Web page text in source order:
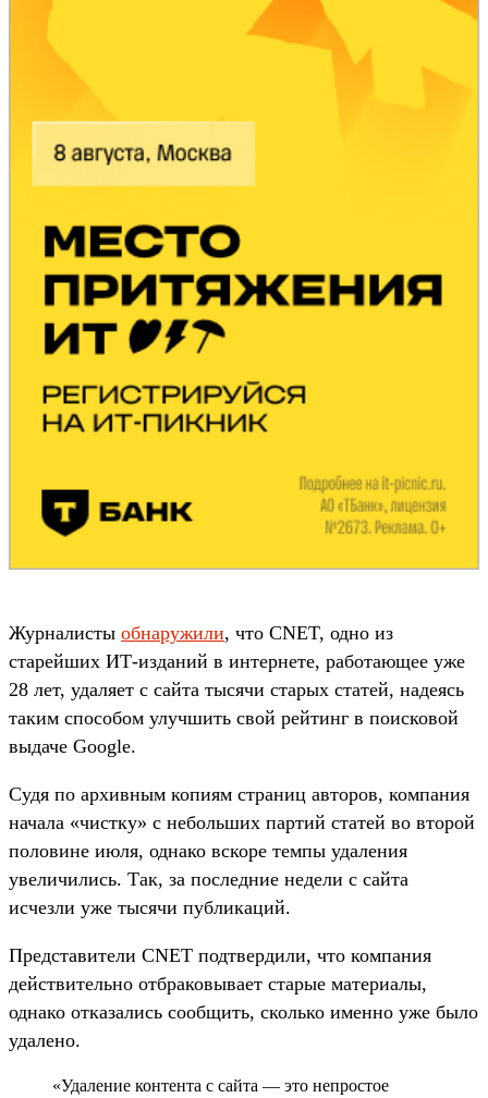
Журналисты обнаружили, что CNET, одно из
старейших ИТ-изданий в интернете, работающее уже
28 лет, удаляет с сайта тысячи старых статей, надеясь
таким способом улучшить свой рейтинг в поисковой
выдаче Google.
Судя по архивным копиям страниц авторов, компания
начала «чистку» с небольших партий статей во второй
половине июля, однако вскоре темпы удаления
увеличились. Так, за последние недели с сайта
исчезли уже тысячи публикаций.
Представители CNET подтвердили, что компания
действительно отбраковывает старые материалы,
однако отказались сообщить, сколько именно уже было
удалено.
«Удаление контента с сайта — это непростое